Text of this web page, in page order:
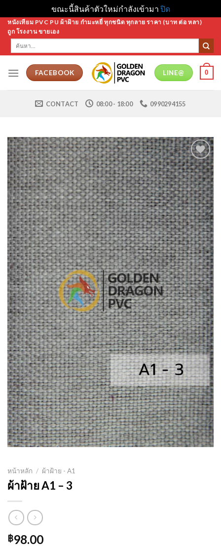
ขณะนี้สินค้าตัวใหม่กำลังเข้ามา ปิด
Skip
content
หนังเทียม PVC PU ผ้าฝ้าย กำมะหยี่ ทุกชนิด ทุกลาย ราคา (บาท ต่อ หลา)
ถูก โรงงาน ขายเอง
ค้นหา:
FACEBOOK LINE@ 0
CONTACT 08:00 - 18:00 0990294155
Add to
Wishlist
หน้าหลัก / ผ้าฝ้าย - A1
ผ้าฝ้าย A1 – 3
฿98.00